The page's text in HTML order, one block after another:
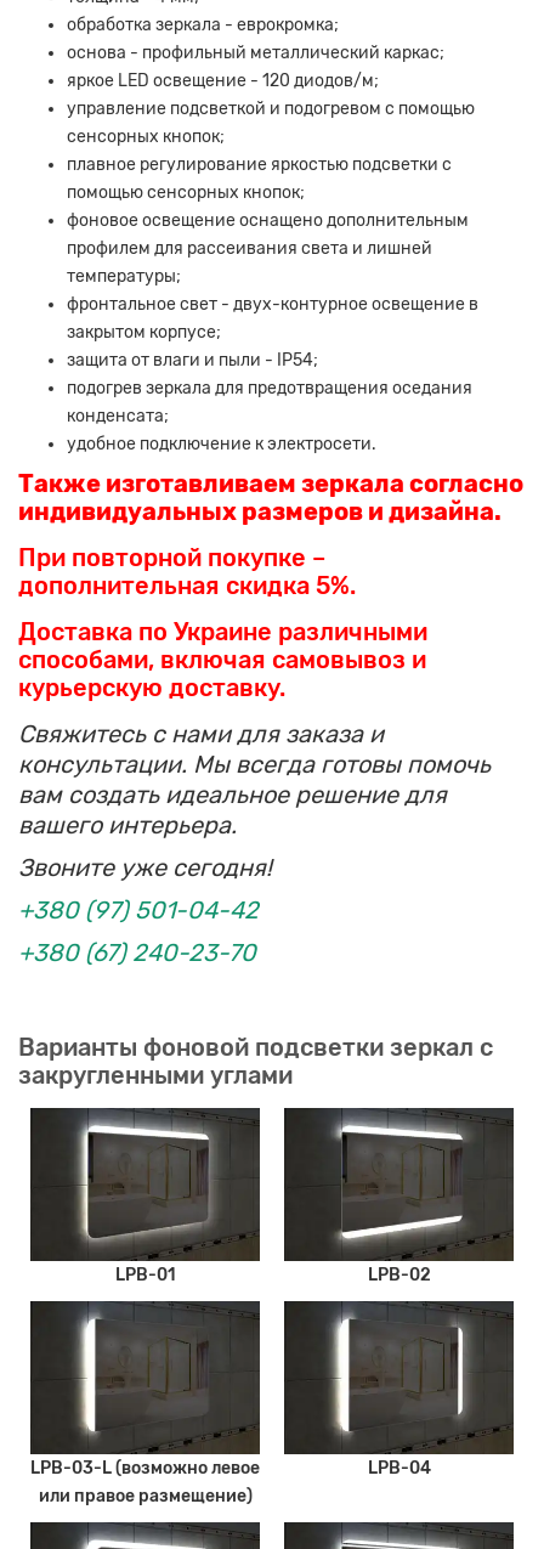
обработка зеркала - еврокромка;
основа - профильный металлический каркас;
яркое LED освещение - 120 диодов/м;
управление подсветкой и подогревом с помощью
сенсорных кнопок;
плавное регулирование яркостью подсветки с
помощью сенсорных кнопок;
фоновое освещение оснащено дополнительным
профилем для рассеивания света и лишней
температуры;
фронтальное свет - двух-контурное освещение в
закрытом корпусе;
защита от влаги и пыли - IP54;
подогрев зеркала для предотвращения оседания
конденсата;
удобное подключение к электросети.
Также изготавливаем зеркала согласно
индивидуальных размеров и дизайна.
При повторной покупке –
дополнительная скидка 5%.
Доставка по Украине различными
способами, включая самовывоз и
курьерскую доставку.
Свяжитесь с нами для заказа и
консультации. Мы всегда готовы помочь
вам создать идеальное решение для
вашего интерьера.
Звоните уже сегодня!
+380 (97) 501-04-42
+380 (67) 240-23-70
Варианты фоновой подсветки зеркал с
закругленными углами
LPB-01 LPB-02
LPB-03-L (возможно левое
или правое размещение)
LPB-04